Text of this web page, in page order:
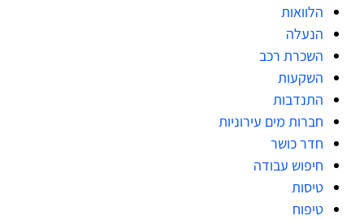
הלוואות
הנעלה
השכרת רכב
השקעות
התנדבות
חברות מים עירוניות
חדר כושר
חיפוש עבודה
טיסות
טיפוח